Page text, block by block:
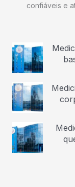
confiáveis e